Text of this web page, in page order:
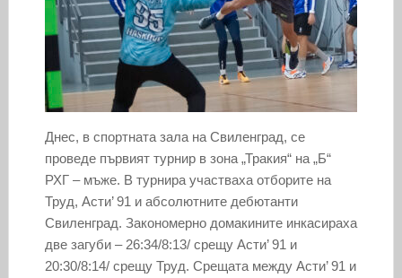
Днес, в спортната зала на Свиленград, се
проведе първият турнир в зона „Тракия“ на „Б“
РХГ – мъже. В турнира участваха отборите на
Труд, Асти’ 91 и абсолютните дебютанти
Свиленград. Закономерно домакините инкасираха
две загуби – 26:34/8:13/ срещу Асти’ 91 и
20:30/8:14/ срещу Труд. Срещата между Асти’ 91 и